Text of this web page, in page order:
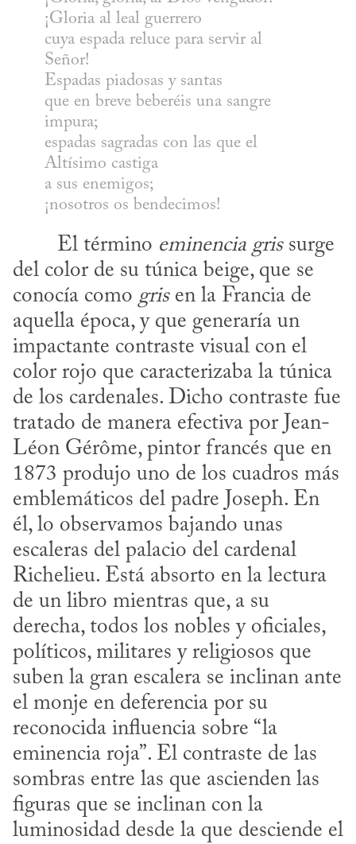
¡Gloria al leal guerrero
cuya espada reluce para servir al
Señor!
Espadas piadosas y santas
que en breve beberéis una sangre
impura;
espadas sagradas con las que el
Altísimo castiga
a sus enemigos;
¡nosotros os bendecimos!
​	El término eminencia gris surge
del color de su túnica beige, que se
conocía como gris en la Francia de
aquella época, y que generaría un
impactante contraste visual con el
color rojo que caracterizaba la túnica
de los cardenales. Dicho contraste fue
tratado de manera efectiva por Jean-
Léon Gérôme, pintor francés que en
1873 produjo uno de los cuadros más
emblemáticos del padre Joseph. En
él, lo observamos bajando unas
escaleras del palacio del cardenal
Richelieu. Está absorto en la lectura
de un libro mientras que, a su
derecha, todos los nobles y oficiales,
políticos, militares y religiosos que
suben la gran escalera se inclinan ante
el monje en deferencia por su
reconocida influencia sobre “la
eminencia roja”. El contraste de las
sombras entre las que ascienden las
figuras que se inclinan con la
luminosidad desde la que desciende el